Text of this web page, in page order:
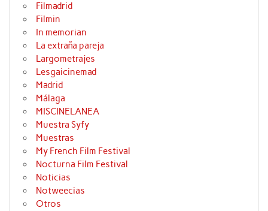
Filmadrid
Filmin
In memorian
La extraña pareja
Largometrajes
Lesgaicinemad
Madrid
Málaga
MISCINELANEA
Muestra Syfy
Muestras
My French Film Festival
Nocturna Film Festival
Noticias
Notweecias
Otros